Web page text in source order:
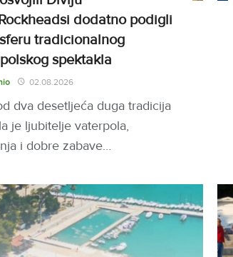
dodatno podigli
tradicionalnog
spektakla
02.08.2026
dva desetljeća duga tradicija
je ljubitelje vaterpola,
i dobre zabave…